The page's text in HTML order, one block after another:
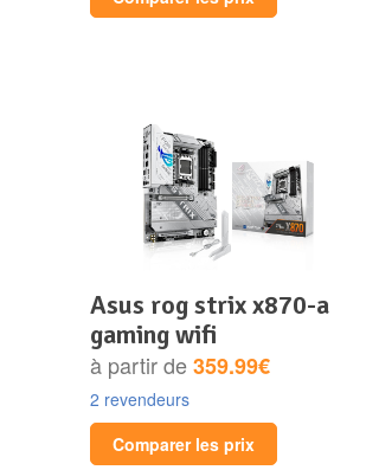
asus rog strix x870-a
gaming wifi
à partir de359.99€
2 revendeurs
Comparer les prix